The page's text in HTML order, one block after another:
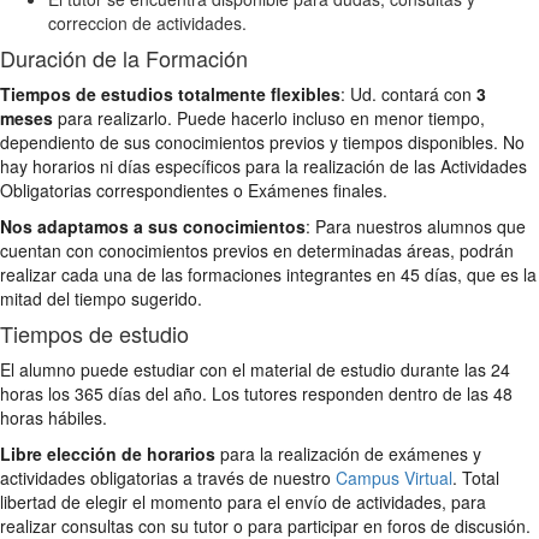
correccion de actividades.
Duración de la Formación
Tiempos de estudios totalmente flexibles: Ud. contará con 3
meses para realizarlo. Puede hacerlo incluso en menor tiempo,
dependiento de sus conocimientos previos y tiempos disponibles. No
hay horarios ni días específicos para la realización de las Actividades
Obligatorias correspondientes o Exámenes finales.
Nos adaptamos a sus conocimientos: Para nuestros alumnos que
cuentan con conocimientos previos en determinadas áreas, podrán
realizar cada una de las formaciones integrantes en 45 días, que es la
mitad del tiempo sugerido.
Tiempos de estudio
El alumno puede estudiar con el material de estudio durante las 24
horas los 365 días del año. Los tutores responden dentro de las 48
horas hábiles.
Libre elección de horarios para la realización de exámenes y
actividades obligatorias a través de nuestro Campus Virtual. Total
libertad de elegir el momento para el envío de actividades, para
realizar consultas con su tutor o para participar en foros de discusión.